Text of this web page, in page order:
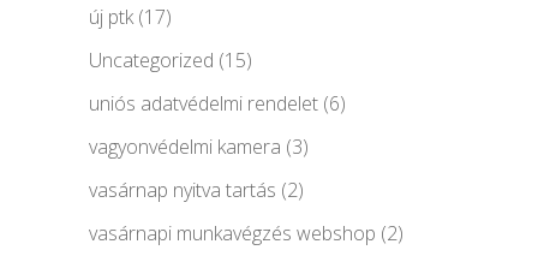
új ptk(17)
Uncategorized (15)
uniós adatvédelmi rendelet (6)
vagyonvédelmi kamera (3)
vasárnap nyitva tartás (2)
vasárnapi munkavégzés webshop (2)